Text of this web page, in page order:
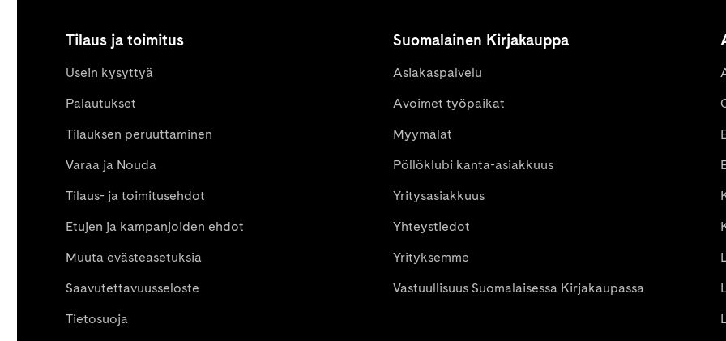
Tilaus ja toimitus
Usein kysyttyä
Palautukset
Tilauksen peruuttaminen
Varaa ja Nouda
Tilaus- ja toimitusehdot
Etujen ja kampanjoiden ehdot
Muuta evästeasetuksia
Saavutettavuusseloste
Tietosuoja
Suomalainen Kirjakauppa
Asiakaspalvelu
Avoimet työpaikat
Myymälät
Pöllöklubi kanta-asiakkuus
Yritysasiakkuus
Yhteystiedot
Yrityksemme
Vastuullisuus Suomalaisessa Kirjakaupassa